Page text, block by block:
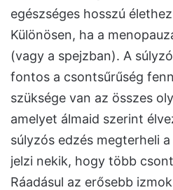
egészséges hosszú
Különösen, ha a
(vagy a spejzban). A
fontos a csontsűrűség
szüksége van az összes
amelyet álmaid szerint
súlyzós edzés megterheli
jelzi nekik, hogy több
Ráadásul az erősebb